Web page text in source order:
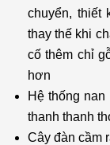
chuyển, thiết
thay thế khi
cố thêm chỉ
hơn
Hệ thống
thanh thanh
Cây đàn cầm